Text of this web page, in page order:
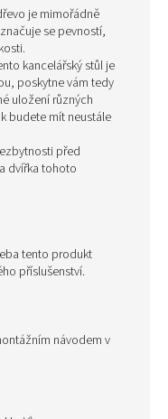
je mimořádně
se pevností,
kancelářský stůl je
poskytne vám tedy
uložení různých
budete mít neustále
před
dvířka tohoto
tento produkt
příslušenství.
návodem v